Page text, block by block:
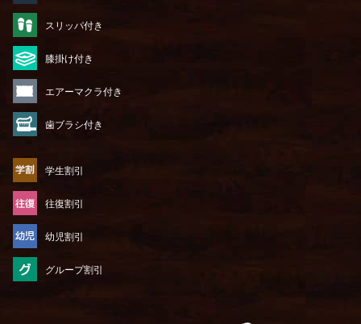
スリッパ付き
膝掛け付き
エアーマクラ付き
歯ブラシ付き
学生割引
往復割引
幼児割引
グループ割引